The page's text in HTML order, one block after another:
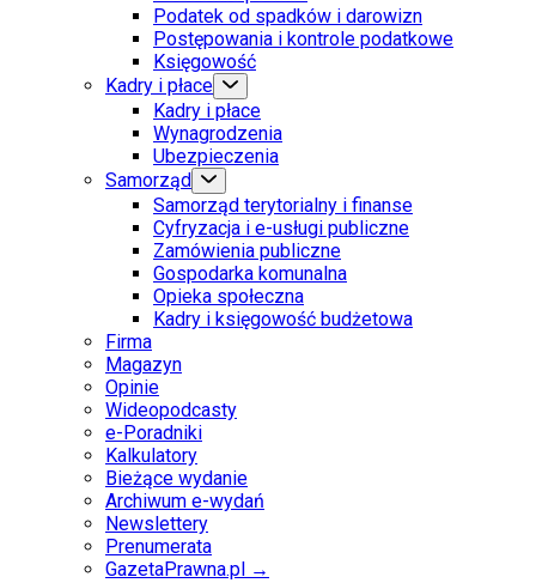
Podatek od spadków i darowizn
Postępowania i kontrole podatkowe
Księgowość
Kadry i płace
Kadry i płace
Wynagrodzenia
Ubezpieczenia
Samorząd
Samorząd terytorialny i finanse
Cyfryzacja i e-usługi publiczne
Zamówienia publiczne
Gospodarka komunalna
Opieka społeczna
Kadry i księgowość budżetowa
Firma
Magazyn
Opinie
Wideopodcasty
e-Poradniki
Kalkulatory
Bieżące wydanie
Archiwum e-wydań
Newslettery
Prenumerata
GazetaPrawna.pl →